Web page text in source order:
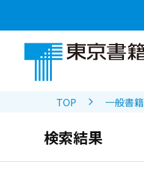
TOP 一般書籍
検索結果